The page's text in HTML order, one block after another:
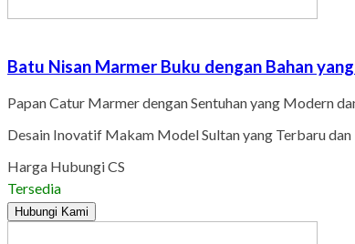
Batu Nisan Marmer Buku dengan Bahan
Papan Catur Marmer dengan Sentuhan yang Modern
Desain Inovatif Makam Model Sultan yang Terbaru
Harga Hubungi CS
Tersedia
Hubungi Kami